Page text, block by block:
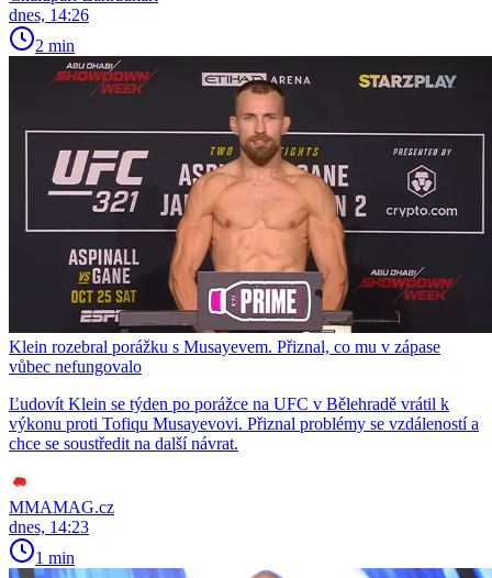
dnes, 14:26
2 min
Klein rozebral porážku s Musayevem. Přiznal, co mu v zápase
vůbec nefungovalo
Ľudovít Klein se týden po porážce na UFC v Bělehradě vrátil k
výkonu proti Tofiqu Musayevovi. Přiznal problémy se vzdáleností a
chce se soustředit na další návrat.
MMAMAG.cz
dnes, 14:23
1 min